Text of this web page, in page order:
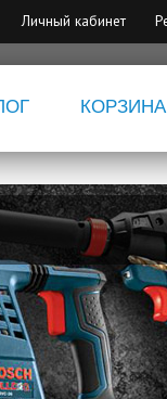
Личный кабинет
КОРЗИНА